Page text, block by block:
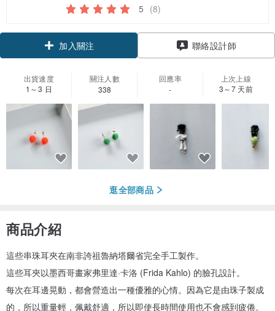
5 (8)
加入關注 聯絡設計師
出貨速度
1～3 日
關注人數
338
回應率
-
上次上線
3～7 天前
逛全部商品
商品介紹
這些串珠耳夾在南非誇祖魯納塔爾省完全手工製作。
這些耳夾以墨西哥畫家弗里達·卡洛 (Frida Kahlo) 的臉孔設計。
每次在耳邊晃動，都會營造出一種優雅的心情。因為它是由珠子製成
的，所以重量輕，佩戴舒適，所以即使長時間使用也不會感到疲倦。